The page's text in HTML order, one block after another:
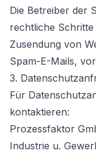
Die Betreiber der
rechtliche
Zusendung von
Spam-E-Mails,
3.
Für
kontaktieren:
Prozessfaktor
Industrie u.